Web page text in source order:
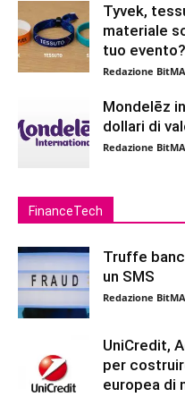
Tyvek,
materiale
tuo evento?
Redazione
Mondelēz
dollari di
Redazione
FinanceTech
Truffe
un SMS
Redazione
UniCredit,
per
europea di